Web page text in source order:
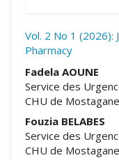
Vol. 2 No 1 (2026):
Pharmacy
Fadela AOUNE
Service des
CHU de
Fouzia BELABES
Service des
CHU de